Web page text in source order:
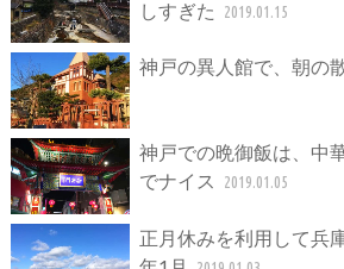
しすぎた
2019.01.15
神戸の異人館で、朝の
神戸での晩御飯は、中
でナイス
2019.01.05
正月休みを利用して